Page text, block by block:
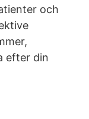
och
efter din